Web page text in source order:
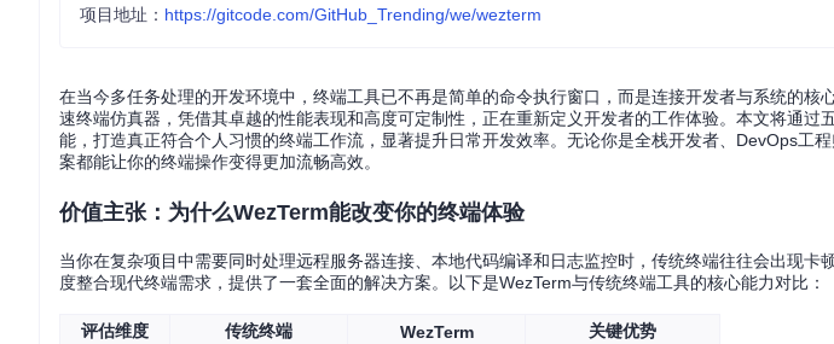
项目地址： https://gitcode.com/GitHub_Trending/we/wezterm
在当今多任务处理的开发环境中，终端工具已不再是简单的命令执行窗口，而是连接开发者与系统的核
速终端仿真器，凭借其卓越的性能表现和高度可定制性，正在重新定义开发者的工作体验。本文将通过
能，打造真正符合个人习惯的终端工作流，显著提升日常开发效率。无论你是全栈开发者、DevOps工
案都能让你的终端操作变得更加流畅高效。
价值主张：为什么WezTerm能改变你的终端体验
当你在复杂项目中需要同时处理远程服务器连接、本地代码编译和日志监控时，传统终端往往会出现卡
度整合现代终端需求，提供了一套全面的解决方案。以下是WezTerm与传统终端工具的核心能力对比：
评估维度 传统终端 WezTerm
关键优势